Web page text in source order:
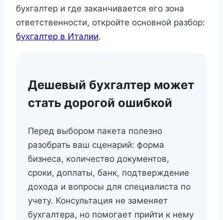
бухгалтер и где заканчивается его зона
ответственности, откройте основной разбор:
бухгалтер в Италии.
Дешевый бухгалтер может
стать дорогой ошибкой
Перед выбором пакета полезно
разобрать ваш сценарий: форма
бизнеса, количество документов,
сроки, доплаты, банк, подтверждение
дохода и вопросы для специалиста по
учету. Консультация не заменяет
бухгалтера, но помогает прийти к нему